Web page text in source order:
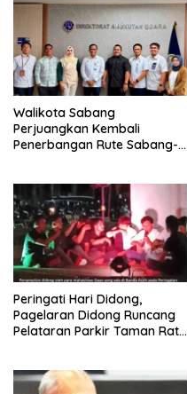
Walikota Sabang
Perjuangkan Kembali
Penerbangan Rute Sabang-
Peringati Hari Didong,
Pagelaran Didong Runcang
Pelataran Parkir Taman Ratu